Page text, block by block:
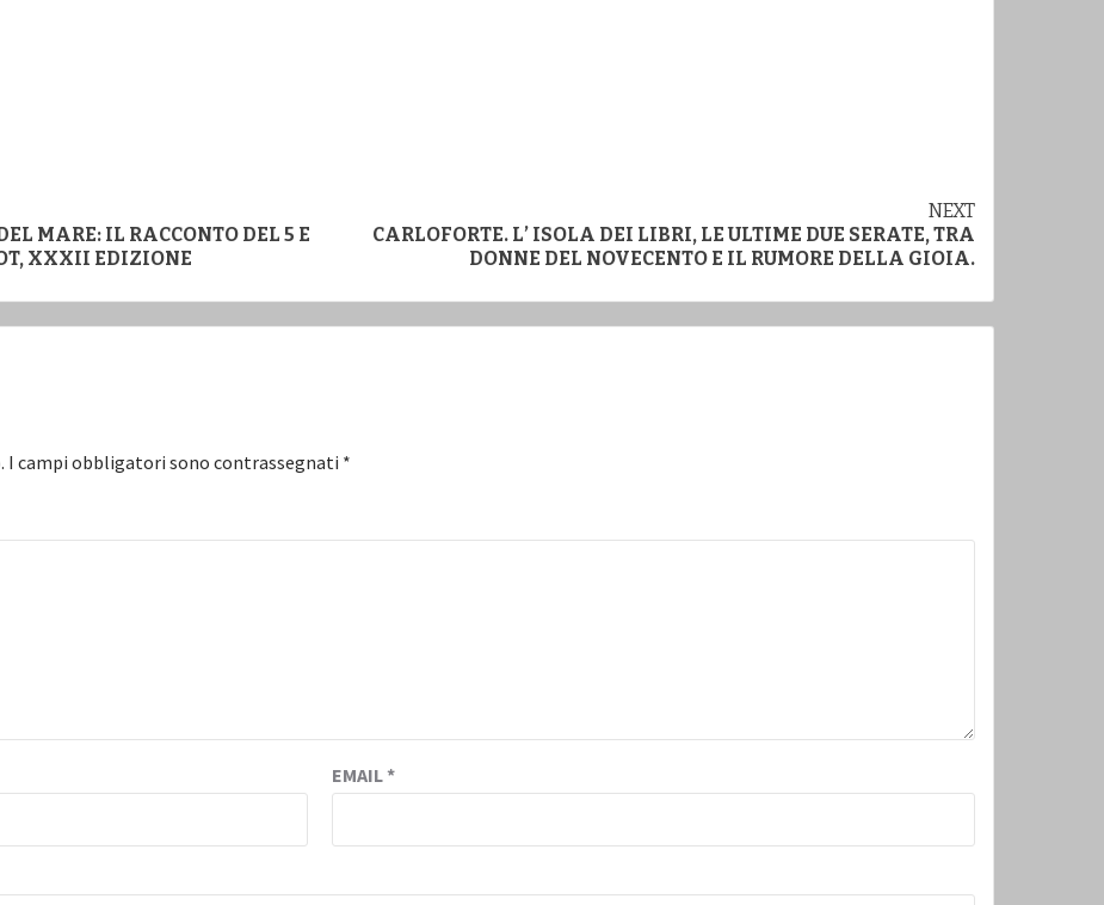
MARE: IL RACCONTO DEL 5 E
XXXII EDIZIONE
NEXT
CARLOFORTE. L’ ISOLA DEI LIBRI, LE ULTIME DUE SERATE, TRA
DONNE DEL NOVECENTO E IL RUMORE DELLA GIOIA.
I campi obbligatori sono contrassegnati *
EMAIL*